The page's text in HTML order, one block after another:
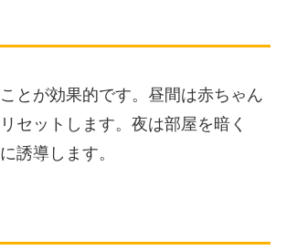
とが効果的です。昼間は赤ちゃん
セットします。夜は部屋を暗く
誘導します。